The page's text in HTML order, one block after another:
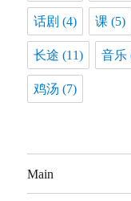
话剧 (4) 课 (5)
长途 (11) 音乐
鸡汤 (7)
Main